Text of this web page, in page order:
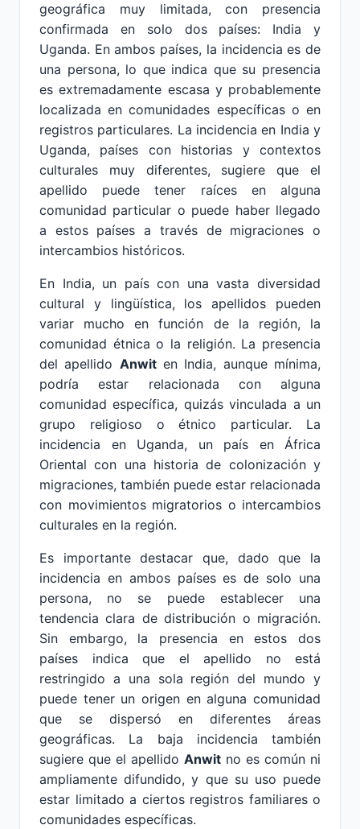
geográfica muy limitada, con presencia
confirmada en solo dos países: India y
Uganda. En ambos países, la incidencia es de
una persona, lo que indica que su presencia
es extremadamente escasa y probablemente
localizada en comunidades específicas o en
registros particulares. La incidencia en India y
Uganda, países con historias y contextos
culturales muy diferentes, sugiere que el
apellido puede tener raíces en alguna
comunidad particular o puede haber llegado
a estos países a través de migraciones o
intercambios históricos.
En India, un país con una vasta diversidad
cultural y lingüística, los apellidos pueden
variar mucho en función de la región, la
comunidad étnica o la religión. La presencia
del apellido Anwiten India, aunque mínima,
podría estar relacionada con alguna
comunidad específica, quizás vinculada a un
grupo religioso o étnico particular. La
incidencia en Uganda, un país en África
Oriental con una historia de colonización y
migraciones, también puede estar relacionada
con movimientos migratorios o intercambios
culturales en la región.
Es importante destacar que, dado que la
incidencia en ambos países es de solo una
persona, no se puede establecer una
tendencia clara de distribución o migración.
Sin embargo, la presencia en estos dos
países indica que el apellido no está
restringido a una sola región del mundo y
puede tener un origen en alguna comunidad
que se dispersó en diferentes áreas
geográficas. La baja incidencia también
sugiere que el apellido Anwit no es común ni
ampliamente difundido, y que su uso puede
estar limitado a ciertos registros familiares o
comunidades específicas.